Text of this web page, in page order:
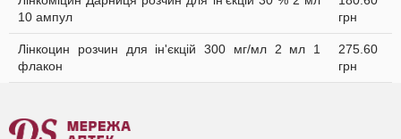
10 ампул
грн
Лінкоцин розчин для ін'єкцій 300 мг/мл 2 мл 1
флакон
275.60
грн